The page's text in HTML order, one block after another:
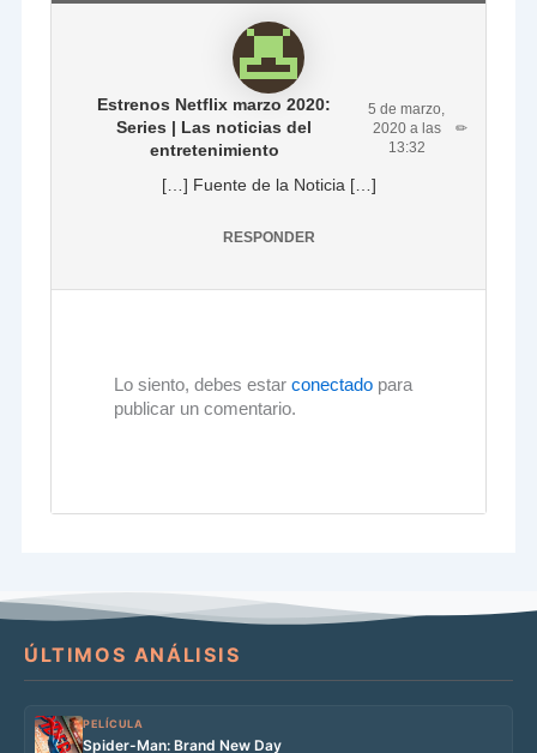
Estrenos Netflix marzo 2020:
Series | Las noticias del
entretenimiento
5 de marzo,
2020 a las
13:32
✏
[…] Fuente de la Noticia […]
RESPONDER
Lo siento, debes estar conectadopara
publicar un comentario.
ÚLTIMOS ANÁLISIS
PELÍCULA
Spider-Man: Brand New Day